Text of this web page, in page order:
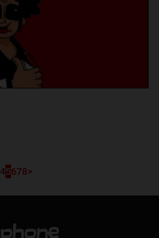
45678>